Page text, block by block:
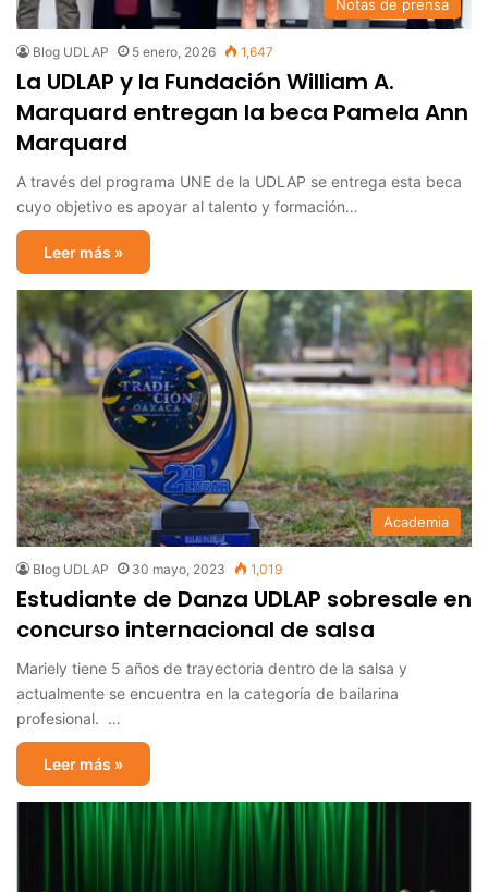
Notas de prensa
Blog UDLAP 5 enero, 2026 1,647
La UDLAP y la Fundación William A.
Marquard entregan la beca Pamela Ann
Marquard
A través del programa UNE de la UDLAP se entrega esta beca
cuyo objetivo es apoyar al talento y formación…
Leer más »
Academia
Blog UDLAP 30 mayo, 2023 1,019
Estudiante de Danza UDLAP sobresale en
concurso internacional de salsa
Mariely tiene 5 años de trayectoria dentro de la salsa y
actualmente se encuentra en la categoría de bailarina
profesional. …
Leer más »